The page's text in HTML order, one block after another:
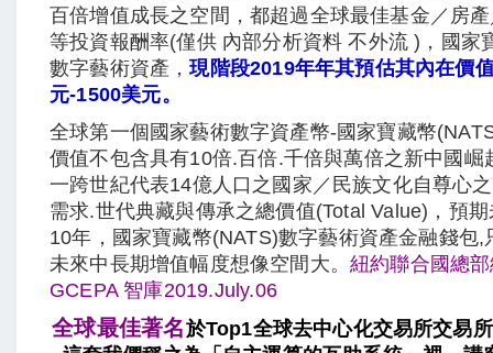
百倍增值成長之空間，都超過全球最佳基金／房
等投資報酬率(僅供 內部分析資料 不外流 )，國家
數字藝術資產，現階段2019年年其預估其內在價
元-1500美元。
全球第一個國家藝術數字資產幣-國家寶藏幣
價值不包含具有10倍.百倍.千倍與萬倍之新中國崛
一跨世紀代表14億人口之國家／民族文化自尊心
需求.世代典藏與傳承之總價值(Total Value)，預
10年，國家寶藏幣(NATS)數字藝術資產金融錢包,
未來中長期增值幅度想像空間大。 紐約聯合國總
GCEPA 智庫2019.July.06
全球最佳著名於Top1全球去中心化交易所交易